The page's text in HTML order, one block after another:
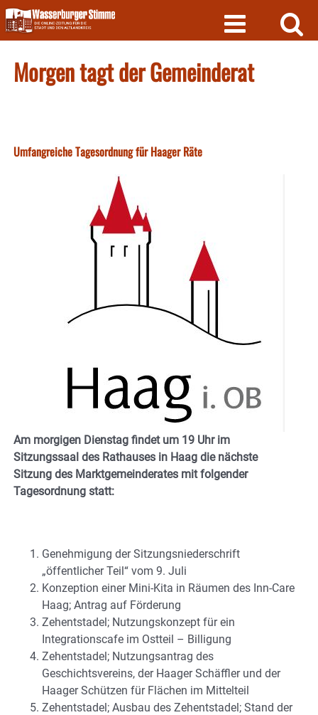
Skip
to
content
Morgen tagt der Gemeinderat
Umfangreiche Tagesordnung für Haager Räte
Am morgigen Dienstag findet um 19 Uhr im
Sitzungssaal des Rathauses in Haag die nächste
Sitzung des Marktgemeinderates mit folgender
Tagesordnung statt:
Genehmigung der Sitzungsniederschrift
„öffentlicher Teil“ vom 9. Juli
Konzeption einer Mini-Kita in Räumen des Inn-Care
Haag; Antrag auf Förderung
Zehentstadel; Nutzungskonzept für ein
Integrationscafe im Ostteil – Billigung
Zehentstadel; Nutzungsantrag des
Geschichtsvereins, der Haager Schäffler und der
Haager Schützen für Flächen im Mittelteil
Zehentstadel; Ausbau des Zehentstadel; Stand der